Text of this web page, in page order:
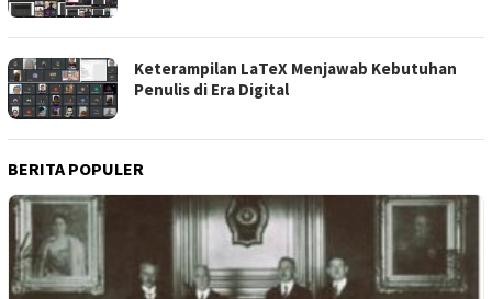
Keterampilan LaTeX Menjawab Kebutuhan
Penulis di Era Digital
BERITA POPULER